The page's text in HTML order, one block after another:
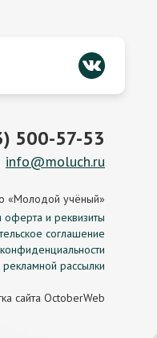
500-57-53
info@moluch.ru
«Молодой учёный»
оферта и реквизиты
соглашение
рекламной рассылки
сайта OctoberWeb